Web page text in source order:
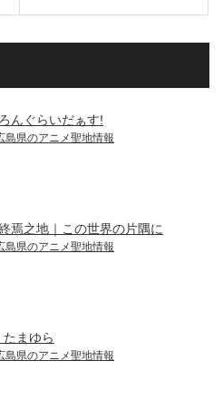
んぐらいだぁす!
島県のアニメ聖地情報
焉之地｜この世界の片隅に
島県のアニメ聖地情報
まゆら
島県のアニメ聖地情報